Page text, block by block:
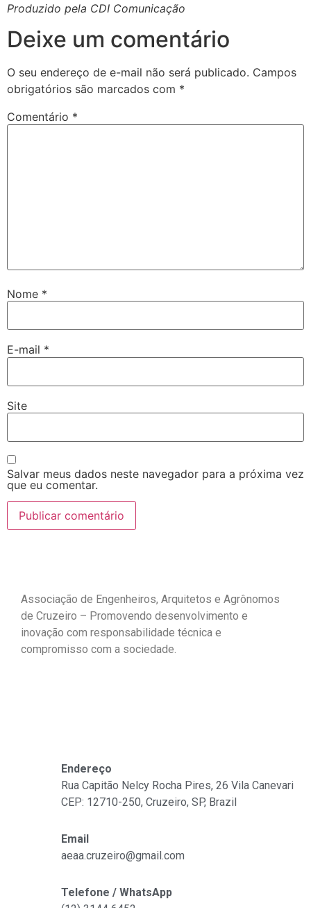
Produzido pela CDI Comunicação
Deixe um comentário
O seu endereço de e-mail não será publicado. Campos
obrigatórios são marcados com *
Comentário *
Nome *
E-mail *
Site
Salvar meus dados neste navegador para a próxima vez
que eu comentar.
Associação de Engenheiros, Arquitetos e Agrônomos
de Cruzeiro – Promovendo desenvolvimento e
inovação com responsabilidade técnica e
compromisso com a sociedade.
Endereço
Rua Capitão Nelcy Rocha Pires, 26 Vila Canevari
CEP: 12710-250, Cruzeiro, SP, Brazil
Email
aeaa.cruzeiro@gmail.com
Telefone / WhatsApp